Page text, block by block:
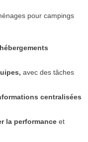
pour campings
avec des tâches
centralisées
la performance et